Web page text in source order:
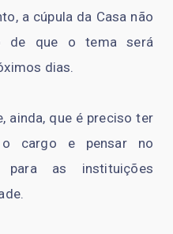
a cúpula da Casa não
de que o tema será
dias.
ainda, que é preciso ter
o cargo e pensar no
para as instituições